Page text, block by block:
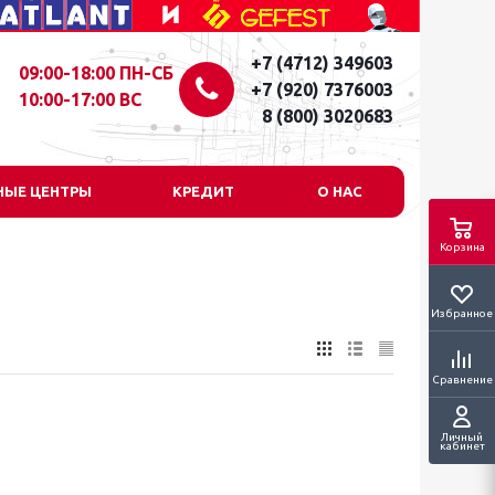
09:00-18:00 ПН-СБ
10:00-17:00 ВС
Корзина
Избранное
Сравнение
Личный
кабинет
+7 (4712) 349603
+7 (920) 7376003
8 (800) 3020683
ЦЕНТРЫ КРЕДИТ О НАС